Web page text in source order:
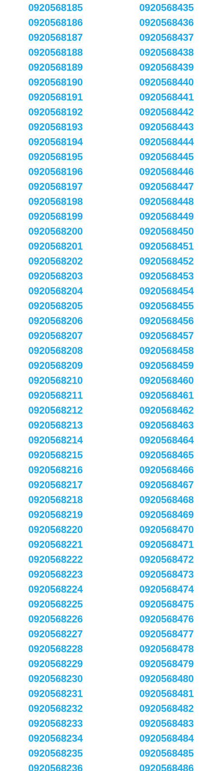
0920568185
0920568186
0920568187
0920568188
0920568189
0920568190
0920568191
0920568192
0920568193
0920568194
0920568195
0920568196
0920568197
0920568198
0920568199
0920568200
0920568201
0920568202
0920568203
0920568204
0920568205
0920568206
0920568207
0920568208
0920568209
0920568210
0920568211
0920568212
0920568213
0920568214
0920568215
0920568216
0920568217
0920568218
0920568219
0920568220
0920568221
0920568222
0920568223
0920568224
0920568225
0920568226
0920568227
0920568228
0920568229
0920568230
0920568231
0920568232
0920568233
0920568234
0920568235
0920568236
0920568435
0920568436
0920568437
0920568438
0920568439
0920568440
0920568441
0920568442
0920568443
0920568444
0920568445
0920568446
0920568447
0920568448
0920568449
0920568450
0920568451
0920568452
0920568453
0920568454
0920568455
0920568456
0920568457
0920568458
0920568459
0920568460
0920568461
0920568462
0920568463
0920568464
0920568465
0920568466
0920568467
0920568468
0920568469
0920568470
0920568471
0920568472
0920568473
0920568474
0920568475
0920568476
0920568477
0920568478
0920568479
0920568480
0920568481
0920568482
0920568483
0920568484
0920568485
0920568486